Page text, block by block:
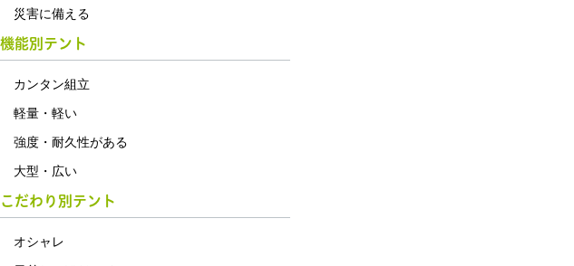
災害に備える
機能別テント
カンタン組立
軽量・軽い
強度・耐久性がある
大型・広い
こだわり別テント
オシャレ